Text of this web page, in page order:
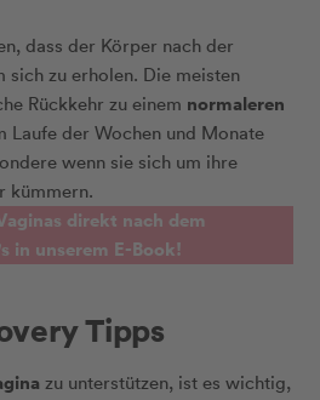
dass der Körper nach der
sich zu erholen. Die meisten
Rückkehr zu einem normaleren
Laufe der Wochen und Monate
wenn sie sich um ihre
kümmern.
direkt nach dem
in unserem E-Book!
Tipps
zu unterstützen, ist es wichtig,